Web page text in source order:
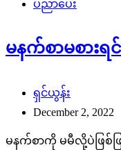
December 2, 2022
မနက်စာကို မမီလို့ပဲဖြစ်ဖြ
ကြတုန်းလား။ ဒါဆိုရ
တယ်နော်။ မနက်စာမစ
နိုင်လဲဆိုတာ ပြောပြပေ
မဖြစ်မနေ စားပေးက